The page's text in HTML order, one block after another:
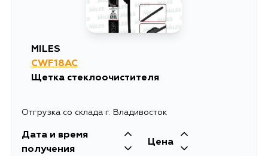
MILES
CWF18AC
Щетка стеклоочистителя
Отгрузка со склада г. Владивосток
Дата и время
получения
Цена